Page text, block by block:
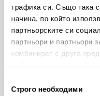
трафика си. Също така
начина, по който
партньорските си
партньори и партньори
комбинират с друга
наСтрого необходими
Геополитика(23)
Недвижими имоти(12)